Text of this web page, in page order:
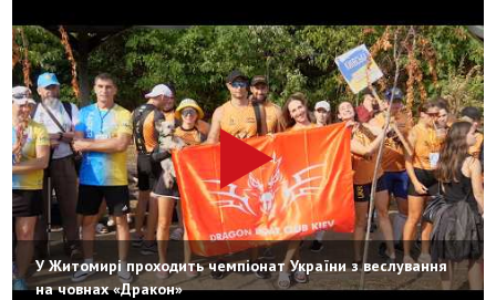
У Житомирі проходить чемпіонат України з веслування
на човнах «Дракон»